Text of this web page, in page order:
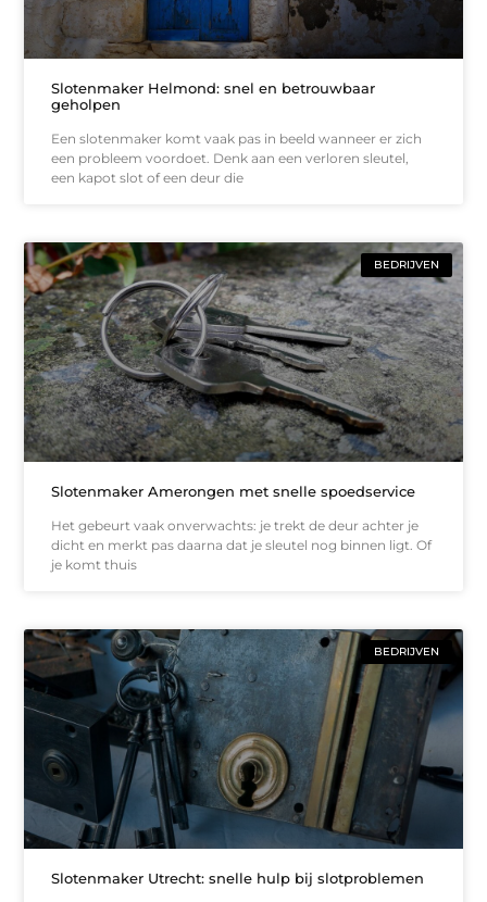
Slotenmaker Helmond: snel en betrouwbaar
geholpen
Een slotenmaker komt vaak pas in beeld wanneer er zich
een probleem voordoet. Denk aan een verloren sleutel,
een kapot slot of een deur die
BEDRIJVEN
Slotenmaker Amerongen met snelle spoedservice
Het gebeurt vaak onverwachts: je trekt de deur achter je
dicht en merkt pas daarna dat je sleutel nog binnen ligt. Of
je komt thuis
BEDRIJVEN
Slotenmaker Utrecht: snelle hulp bij slotproblemen